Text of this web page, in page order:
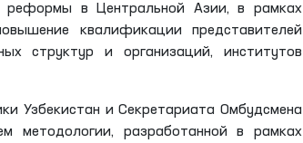
реформы в Центральной Азии, в рамках
квалификации представителей
структур и организаций, институтов
Узбекистан и Секретариата Омбудсмена
методологии, разработанной в рамках